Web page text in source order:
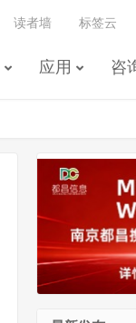
应用 咨
读者墙 标签云